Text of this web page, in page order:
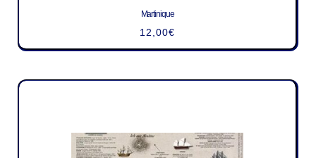
Martinique
12,00€